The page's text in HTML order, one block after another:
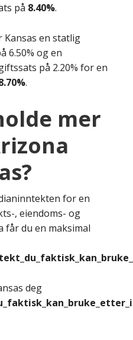
på 8.40%.
en statlig
6.50% og en
på 2.20% for en
.
mer
for en
, eiendoms- og
får du en maksimal
deg